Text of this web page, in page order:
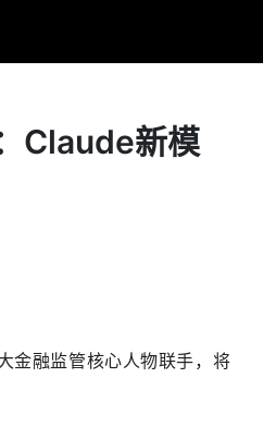
Claude新模
融监管核心人物联手，将